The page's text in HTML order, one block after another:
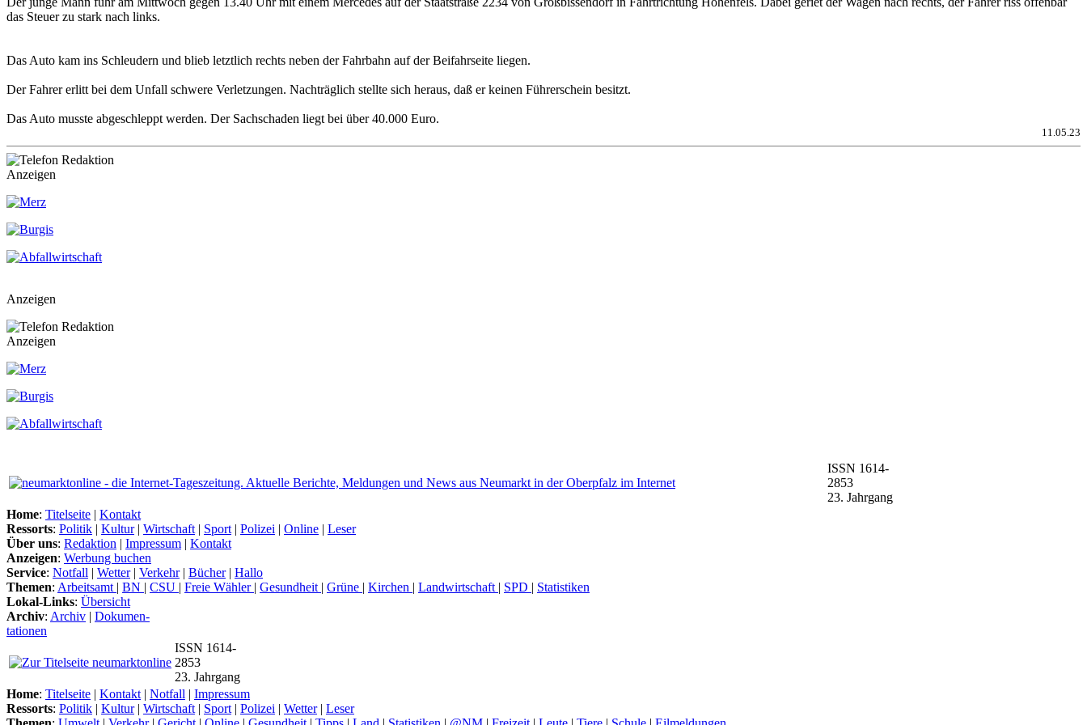
das Steuer zu stark nach links.
Das Auto kam ins Schleudern und blieb letztlich rechts neben der Fahrbahn auf der Beifahrseite liegen.
Der Fahrer erlitt bei dem Unfall schwere Verletzungen. Nachträglich stellte sich heraus, daß er keinen Führerschein besitzt.
Das Auto musste abgeschleppt werden. Der Sachschaden liegt bei über 40.000 Euro.
11.05.23
Anzeigen
Anzeigen
Anzeigen
ISSN 1614-
2853
23. Jahrgang
Home: Titelseite | Kontakt
Ressorts: Politik | Kultur| Wirtschaft | Sport | Polizei | Online | Leser
Über uns: Redaktion | Impressum | Kontakt
Anzeigen: Werbung buchen
Service: Notfall | Wetter| Verkehr| Bücher| Hallo
Themen: Arbeitsamt | BN | CSU | Freie Wähler | Gesundheit | Grüne | Kirchen | Landwirtschaft | SPD | Statistiken
Lokal-Links: Übersicht
Archiv: Archiv | Dokumen-
tationen
ISSN 1614-
2853
23. Jahrgang
Home: Titelseite | Kontakt | Notfall | Impressum
Ressorts: Politik | Kultur| Wirtschaft | Sport | Polizei | Wetter| Leser